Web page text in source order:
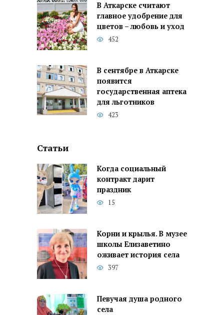
В Аткарске считают
главное удобрение для
цветов – любовь и уход
452
В сентябре в Аткарске
появится
государственная аптека
для льготников
423
Статьи
Когда социальный
контракт дарит
праздник
15
Корни и крылья. В музее
школы Елизаветино
оживает история села
397
Певучая душа родного
села